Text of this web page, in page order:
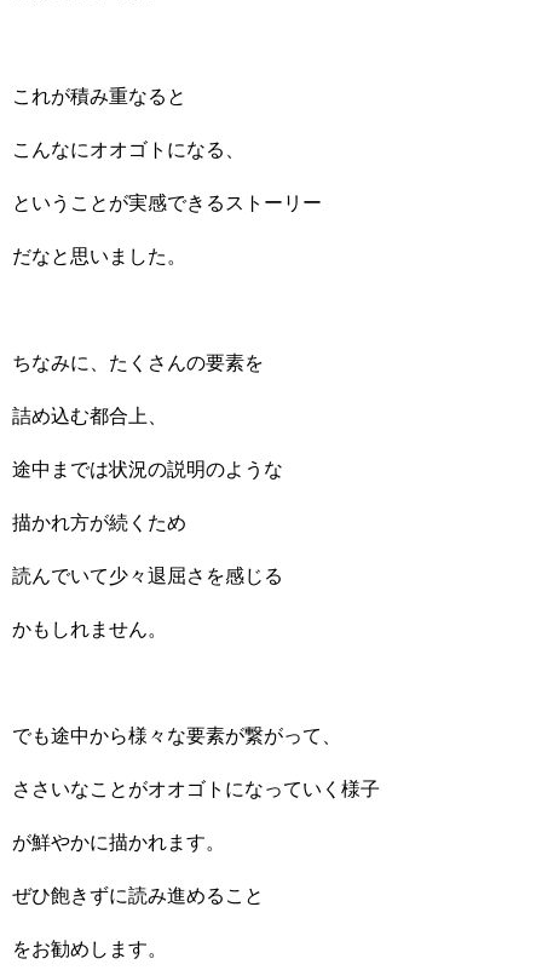
これが積み重なると
こんなにオオゴトになる、
ということが実感できるストーリー
だなと思いました。
ちなみに、たくさんの要素を
詰め込む都合上、
途中までは状況の説明のような
描かれ方が続くため
読んでいて少々退屈さを感じる
かもしれません。
でも途中から様々な要素が繋がって、
ささいなことがオオゴトになっていく様子
が鮮やかに描かれます。
ぜひ飽きずに読み進めること
をお勧めします。